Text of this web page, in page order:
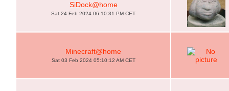
SiDock@home
Sat 24 Feb 2024 06:10:31 PM CET
Minecraft@home
Sat 03 Feb 2024 05:10:12 AM CET